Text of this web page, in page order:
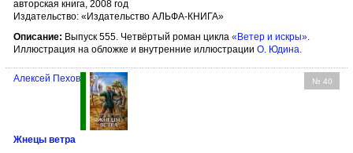
авторская книга, 2008 год
Издательство: «Издательство АЛЬФА-КНИГА»
Описание: Выпуск 555. Четвёртый роман цикла «Ветер и искры».
Иллюстрация на обложке и внутренние иллюстрации О. Юдина.
№ 40
Алексей Пехов
Жнецы ветра